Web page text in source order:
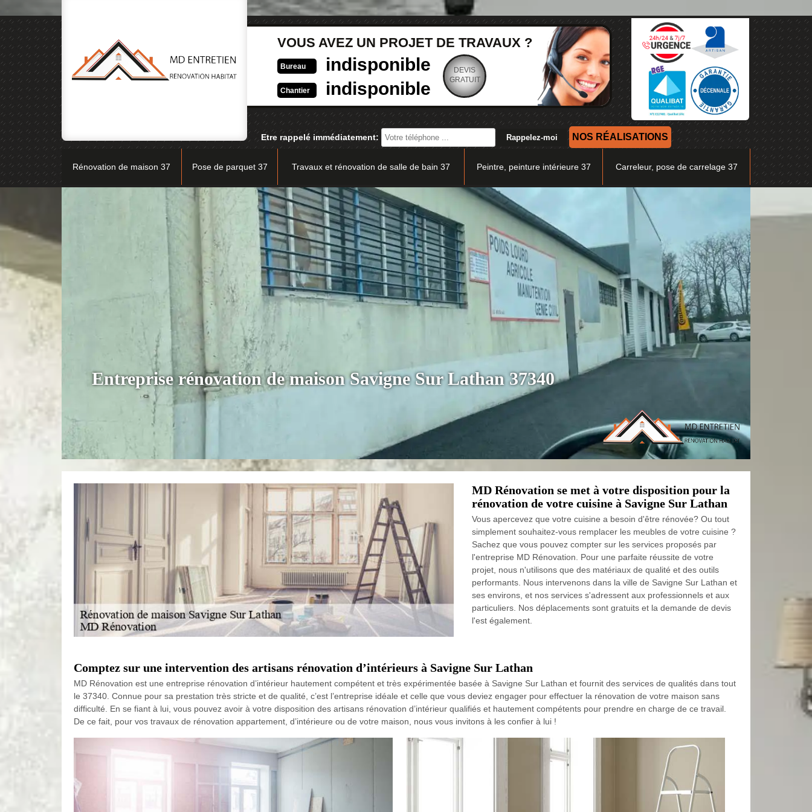
VOUS AVEZ UN PROJET DE TRAVAUX ?
Bureau indisponible
Chantier indisponible
DEVIS
GRATUIT
Etre rappelé immédiatement: NOS RÉALISATIONS
Rénovation de maison 37 Pose de parquet 37 Travaux et rénovation de salle de bain 37 Peintre, peinture intérieure 37 Carreleur, pose de carrelage 37
Entreprise rénovation de maison Savigne Sur Lathan 37340
MD Rénovation se met à votre disposition pour la
rénovation de votre cuisine à Savigne Sur Lathan
Vous apercevez que votre cuisine a besoin d'être rénovée? Ou tout
simplement souhaitez-vous remplacer les meubles de votre cuisine ?
Sachez que vous pouvez compter sur les services proposés par
l'entreprise MD Rénovation. Pour une parfaite réussite de votre
projet, nous n'utilisons que des matériaux de qualité et des outils
performants. Nous intervenons dans la ville de Savigne Sur Lathan et
ses environs, et nos services s'adressent aux professionnels et aux
particuliers. Nos déplacements sont gratuits et la demande de devis
l'est également.
Comptez sur une intervention des artisans rénovation d’intérieurs à Savigne Sur Lathan
MD Rénovation est une entreprise rénovation d’intérieur hautement compétent et très expérimentée basée à Savigne Sur Lathan et fournit des services de qualités dans tout
le 37340. Connue pour sa prestation très stricte et de qualité, c’est l’entreprise idéale et celle que vous deviez engager pour effectuer la rénovation de votre maison sans
difficulté. En se fiant à lui, vous pouvez avoir à votre disposition des artisans rénovation d’intérieur qualifiés et hautement compétents pour prendre en charge de ce travail.
De ce fait, pour vos travaux de rénovation appartement, d’intérieure ou de votre maison, nous vous invitons à les confier à lui !